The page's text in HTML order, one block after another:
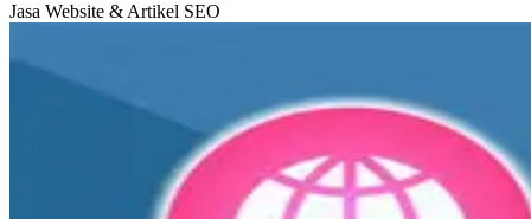
Jasa Website & Artikel SEO